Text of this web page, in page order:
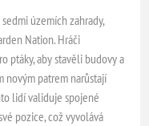
územích zahrady,
Nation. Hráči
ptáky, aby stavěli budovy a
novým patrem narůstají
lidí validuje spojené
pozice, což vyvolává